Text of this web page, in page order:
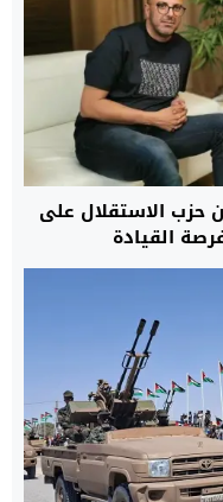
الاستقلال على
القيادة